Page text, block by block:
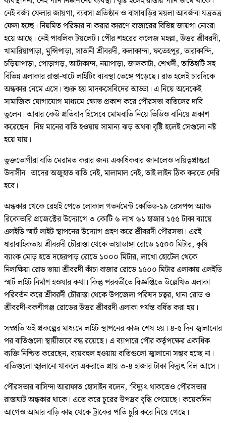
নেই বর্জ্য ফেলার জায়গা, ব্যবসা প্রতিষ্ঠান ও বাসাবাড়ির ময়লা আবর্জনা যত্রতত্র
ফেলা হচ্ছে। নিয়মিত পরিষ্কার না করার কারণে বাজারের বিভিন্ন জায়গা নোংরা
হয়ে আছে। নেই পাবলিক টয়লেট। পৌর শহরের কলেজ মহল্লা, উত্তর শ্রীবরদী,
খামারিয়াপাড়া, মুন্সিপাড়া, সাতানী শ্রীবরদী, কলাকান্দা, ফতেহপুর, তারাকান্দি,
চড়িয়াপাড়া, পোড়াগড়, আটাকান্দ, নয়াপাড়া, জালকাটা, শেখদী, তাতিহাটি সহ
বিভিন্ন এলাকার রাস্তা-ঘাটে লাইটিং ব্যবস্থা ভেঙ্গে পড়েছে। রাত হলেই চারদিকে
অন্ধকার নেমে এসে। শুরু হয় মাদকসেবিদের আড্ডা। এ নিয়ে অনেকেই
সামাজিক যোগাযোগ মাধ্যমে ক্ষোভ প্রকাশ করে পৌরসভা বাতিলের দাবি
তুলেন। আবার কেউ প্রতিবাদ হিসেবে মোমবাতি নিয়ে ভিডিও বানিয়ে প্রকাশ
করেছেন। নিম্ন মানের বাতি হওয়ায় সামান্য ঝড় অথবা বৃষ্টি হলেই সেগুলো নষ্ট
হয়ে যায়।
ভুক্তভোগীরা বাতি মেরামত করার জন্য একাধিকবার জানালেও দায়িত্বপ্রাপ্তরা
উদাসীন। তাদের অজুহাত বাতি নেই, মালামাল নেই, তাই লাইন ঠিক করতে দেরি
হবে।
অন্ধকার থেকে রেহাই পেতে লোকাল গভর্নমেন্ট কোভিড-১৯ রেসপন্স অ্যান্ড
রিকোভারি প্রজেক্টের উদ্যোগে ৩ কোটি ৬ লাখ ৬১ হাজার ১৫৫ টাকা ব্যায়ে
এলইডি স্মার্ট লাইট স্থাপনের উদ্যোগ গ্রহণ করে শ্রীবরদী পৌরসভা। এরই
ধারাবাহিকতায় শ্রীবরদী চৌরাস্তা থেকে ভায়াডাঙ্গা রোডে ১৫০০ মিটার, কৃষি
ব্যাংক মোড় হতে দহেরপাড় রোডে ১০০০ মিটার, লাখো হোটেল থেকে
নিলাক্ষিয়া রোড ভায়া শ্রীবরদী কাঁচা বাজার রোডে ১৫০০ মিটার এলাকায় এলইডি
স্মার্ট লাইট নির্মাণ হওযার কথা। কিন্তু পরবর্তীতে বিজ্ঞপ্তিতে উল্লেখিত এলাকা
পরিবর্তন করে শ্রীবরদী চৌরাস্তা থেকে উপজেলা পরিষদ চত্বর, থানা রোড ও
শ্রীবরদী-বকশীগঞ্জ রোডের উত্তর শ্রীবরদী এলাকা পর্যন্ত বর্ধিত করা হয়।
সম্প্রতি ওই প্রকল্পের মাধ্যমে লাইট স্থাপনের কাজ শেষ হয়। ৪-৫ দিন জ্বালানোর
পর বাতিগুলো স্থায়ীভাবে বন্ধ রয়েছে। এ ব্যাপারে পৌর কর্তৃপক্ষের একাধিক
ব্যক্তি নিশ্চিত করেছেন, ব্যয়বহুল হওয়ায় বাতিগুলো জ্বালানো সম্ভব হচ্ছে না।
বাতিগুলো জ্বালানো থাকলে একরাতে প্রায় ৩-৪ হাজার টাকা বিদ্যুৎ বিল আসে।
পৌরসভার বাসিন্দা আরাফাত হোসাইন বলেন, ‘বিদ্যুৎ থাকতেও পৌরসভার
রাস্তাঘাট অন্ধকার থাকে। এতে করে চুরের উপদ্রব বৃদ্ধি পেয়েছে। কয়েকদিন
আগেও আমার বাড়ি কাছ থেকে ট্রাকের পাতি চুরি করে নিয়ে গেছে।